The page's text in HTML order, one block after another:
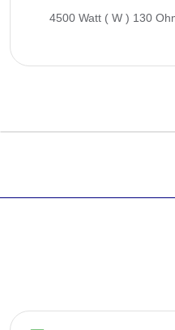
4500 Watt ( W ) 130
Görüş ve önerileriniz